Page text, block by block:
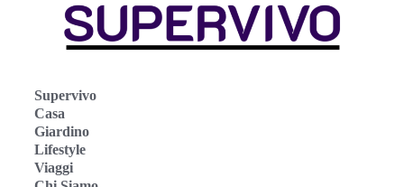
Supervivo
Casa
Giardino
Lifestyle
Viaggi